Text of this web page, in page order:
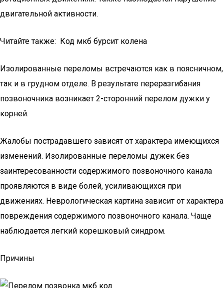
двигательной активности.
Читайте также: Код мкб бурсит колена
Изолированные переломы встречаются как в поясничном,
так и в грудном отделе. В результате переразгибания
позвоночника возникает 2-сторонний перелом дужки у
корней.
Жалобы пострадавшего зависят от характера имеющихся
изменений. Изолированные переломы дужек без
заинтересованности содержимого позвоночного канала
проявляются в виде болей, усиливающихся при
движениях. Неврологическая картина зависит от характера
повреждения содержимого позвоночного канала. Чаще
наблюдается легкий корешковый синдром.
Причины